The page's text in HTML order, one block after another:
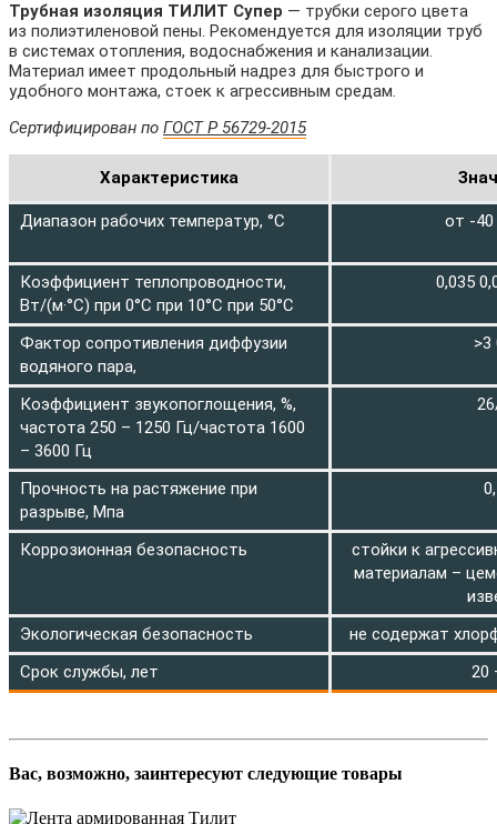
Трубная изоляция ТИЛИТ Супер — трубки серого цвета
из полиэтиленовой пены. Рекомендуется для изоляции труб
в системах отопления, водоснабжения и канализации.
Материал имеет продольный надрез для быстрого и
удобного монтажа, стоек к агрессивным средам.
Сертифицирован по ГОСТ Р 56729-2015
Характеристика
Диапазон рабочих температур, °С от -
Коэффициент теплопроводности,
Вт/(м·°С) при 0°С при 10°С при 50°С
0,035
Фактор сопротивления диффузии
водяного пара,
>3
Коэффициент звукопоглощения, %,
частота 250 – 1250 Гц/частота 1600
– 3600 Гц
Прочность на растяжение при
разрыве, Мпа
Коррозионная безопасность
стойки к
материалам –
Экологическая безопасность
не содержат
Срок службы, лет
20
Вас, возможно, заинтересуют следующие товары